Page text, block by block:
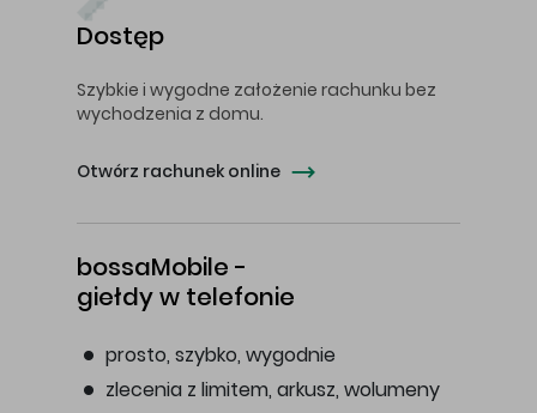
Dostęp
Szybkie i wygodne założenie rachunku bez
wychodzenia z domu.
Otwórz rachunek online
bossaMobile -
giełdy w telefonie
prosto, szybko, wygodnie
zlecenia z limitem, arkusz, wolumeny